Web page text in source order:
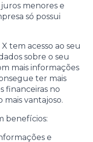
menores e
só possui
tem acesso ao seu
sobre o seu
mais informações
ter mais
financeiras no
vantajoso.
benefícios:
e